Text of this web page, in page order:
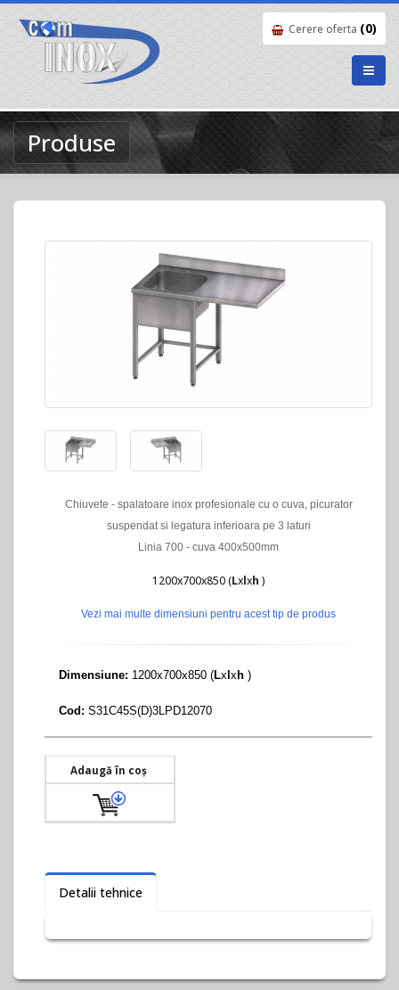
Cerere oferta (0)
Produse
Chiuvete - spalatoare inox profesionale cu o cuva, picurator
suspendat si legatura inferioara pe 3 laturi
Linia 700 - cuva 400x500mm
1200x700x850 (Lxlxh )
Vezi mai multe dimensiuni pentru acest tip de produs
Dimensiune: 1200x700x850 (Lxlxh )
Cod: S31C45S(D)3LPD12070
Adaugă în coș
Detalii tehnice